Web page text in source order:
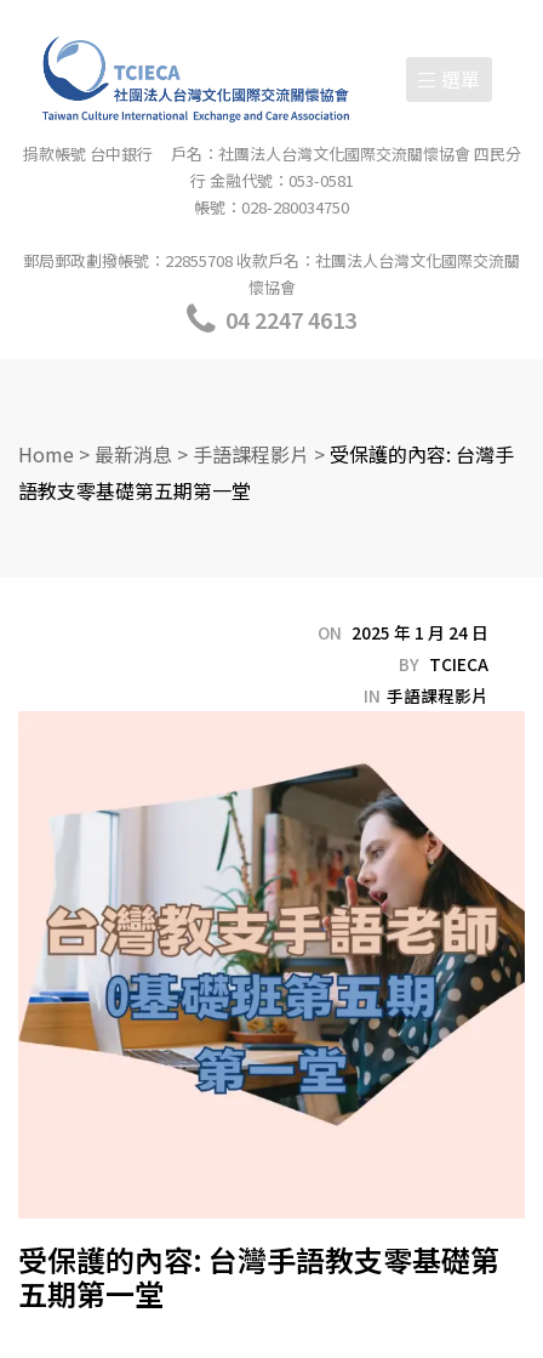
選單
捐款帳號 台中銀行 戶名：社團法人台灣文化國際交流關懷協會 四民分
行 金融代號：053-0581
帳號：028-280034750
郵局郵政劃撥帳號：22855708 收款戶名：社團法人台灣文化國際交流關
懷協會
04 2247 4613
Home > 最新消息 > 手語課程影片 > 受保護的內容: 台灣手
語教支零基礎第五期第一堂
ON 2025 年 1 月 24 日
BY TCIECA
IN 手語課程影片
受保護的內容: 台灣手語教支零基礎第
五期第一堂